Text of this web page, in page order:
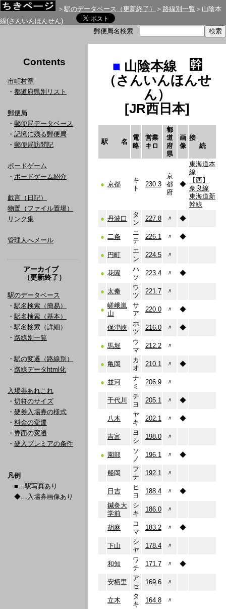
＞ 駅のデータベース（更新終了） ＞ 路線別一覧 ＞山陰本
線(さんいんほんせん)
郵便局名検索
Contents
市町村章
・ 都道府県別リスト
郵便局
・ 郵便局データベース
・ 記憶に残る郵便局
・ 郵便局訪問記
ボードゲーム
・ ボードゲーム紹介
戯言（日記）
物置（ファイル置場）
リンク集
管理人へメール
アーカイブ
（更新終了）
駅のデータベース
・ 駅名検索（簡易）
・ 駅名検索（基本）
・駅名検索（詳細）
・ 路線別一覧
・ 駅の変遷（路線別）
・ 路線データhtml化
入場券あれこれ
・ 切符のサイズ
・ 硬券入場券の様式
・ 料金の変遷
・ 券面の変遷
・ 硬入プレミアの条件
凡例
■…駅写真あり
◆…入場券画像あり
■ 山陰本線
（さんいんほんせ
ん）
[JR西日本]
駅 名
電
略
営業
キロ
都
道
府
県
画
像
接
続
● 京都
キ
ト
230.3
京
都
府
◆
東海道本
線
【西】
奈良線
東海道新
幹線
● 丹波口
タ
ン
227.8 〃 ◆
● 二条
ニ
テ
226.1 〃 ◆
● 円町
エ
ン
224.5 〃
● 花園
ハ
ソ
223.4 〃 ◆
● 太秦
ウ
ツ
221.7 〃
●
嵯峨嵐
山
サ
ア
220.0 〃 ◆
保津峡
ホ
ツ
216.0 〃 ◆
● 馬堀
ウ
マ
212.2 〃
● 亀岡
カ
オ
210.1 〃 ◆
● 並河
ナ
ミ
206.9 〃
千代川
チ
ヨ
205.1 〃 ◆
八木
ヤ
キ
202.1 〃 ◆
吉富
ヨ
シ
198.0 〃
● 園部
ソ
ノ
196.1 〃 ◆
船岡
フ
ナ
192.1 〃
日吉
ヒ
ヨ
188.4 〃
◆
鍼灸大
学前
シ
キ
186.0 〃
胡麻
コ
マ
183.2 〃 ◆
下山
シ
ヤ
178.4 〃
和知
ワ
チ
171.7 〃 ◆
安栖里
ア
セ
169.6 〃
立木
タ
キ
164.8 〃